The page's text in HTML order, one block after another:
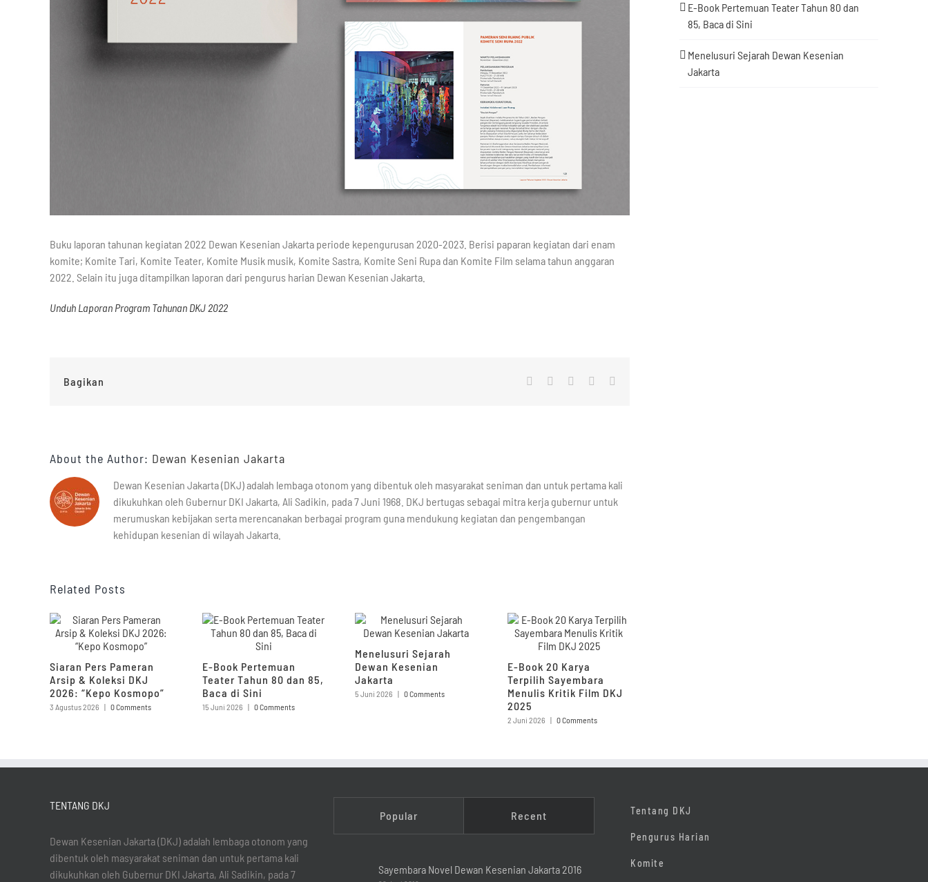
Buku laporan tahunan kegiatan 2022 Dewan Kesenian Jakarta periode kepengurusan 2020-2023. Berisi paparan kegiatan dari enam
komite; Komite Tari, Komite Teater, Komite Musik musik, Komite Sastra, Komite Seni Rupa dan Komite Film selama tahun anggaran
2022. Selain itu juga ditampilkan laporan dari pengurus harian Dewan Kesenian Jakarta.
Unduh Laporan Program Tahunan DKJ 2022
Bagikan Facebook LinkedInWhatsApp
About the Author: Dewan Kesenian Jakarta
Dewan Kesenian Jakarta (DKJ) adalah lembaga otonom yang dibentuk oleh masyarakat seniman dan untuk pertama kali
dikukuhkan oleh Gubernur DKI Jakarta, Ali Sadikin, pada 7 Juni 1968. DKJ bertugas sebagai mitra kerja gubernur untuk
merumuskan kebijakan serta merencanakan berbagai program guna mendukung kegiatan dan pengembangan
kehidupan kesenian di wilayah Jakarta.
Related Posts
Siaran Pers Pameran
Arsip & Koleksi DKJ
2026: “Kepo Kosmopo”
3 Agustus 2026 | 0 Comments
E-Book Pertemuan
Teater Tahun 80 dan 85,
Baca di Sini
15 Juni 2026 | 0 Comments
Menelusuri Sejarah
Dewan Kesenian
Jakarta
5 Juni 2026 | 0 Comments
E-Book 20 Karya
Terpilih Sayembara
Menulis Kritik Film DKJ
2025
2 Juni 2026 | 0 Comments
E-Book Pertemuan Teater Tahun 80 dan
85, Baca di Sini
Menelusuri Sejarah Dewan Kesenian
Jakarta
TENTANG DKJ
Dewan Kesenian Jakarta (DKJ) adalah lembaga otonom yang
dibentuk oleh masyarakat seniman dan untuk pertama kali
dikukuhkan oleh Gubernur DKI Jakarta, Ali Sadikin, pada 7
Popular Recent
Sayembara Novel Dewan Kesenian Jakarta 2016
Tentang DKJ
Pengurus Harian
Komite